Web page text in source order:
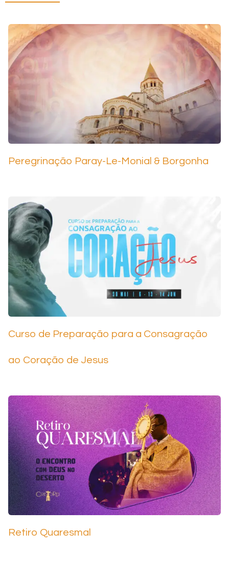
Peregrinação Paray-Le-Monial & Borgonha
Curso de Preparação para a Consagração
ao Coração de Jesus
Retiro Quaresmal